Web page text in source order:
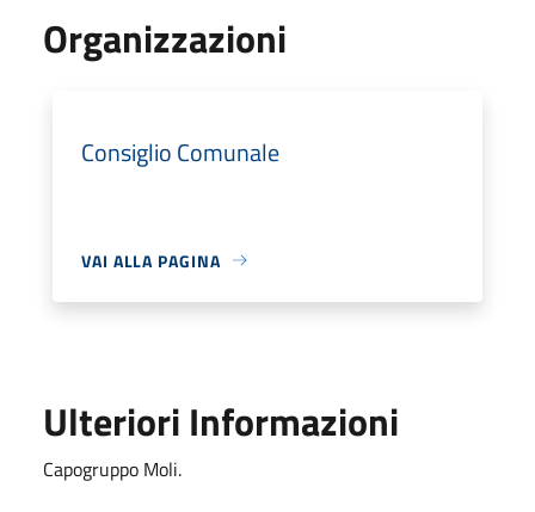
Organizzazioni
Consiglio Comunale
VAI ALLA PAGINA
Ulteriori Informazioni
Capogruppo Moli.